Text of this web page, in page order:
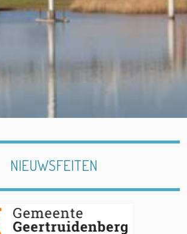
NIEUWSFEITEN